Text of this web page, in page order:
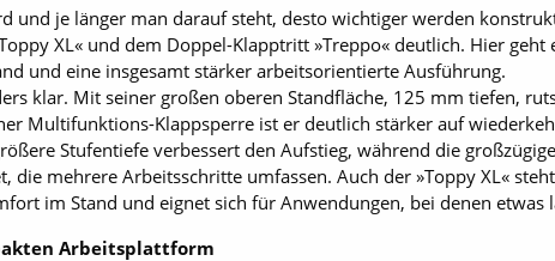
und je länger man darauf steht, desto wichtiger werden
XL« und dem Doppel-Klapptritt »Treppo« deutlich. Hier
und eine insgesamt stärker arbeitsorientierte Ausführung.
klar. Mit seiner großen oberen Standfläche, 125 mm tiefen,
Multifunktions-Klappsperre ist er deutlich stärker auf
Stufentiefe verbessert den Aufstieg, während die
die mehrere Arbeitsschritte umfassen. Auch der »Toppy XL«
im Stand und eignet sich für Anwendungen, bei denen etwas
Arbeitsplattform